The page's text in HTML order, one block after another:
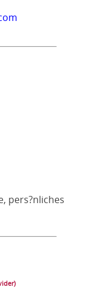
pers?nliches